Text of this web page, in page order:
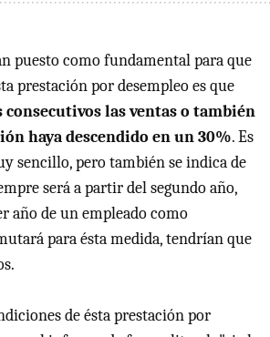
puesto como fundamental para que
prestación por desempleo es que
consecutivos las ventas o también
haya descendido en un 30%. Es
sencillo, pero también se indica de
será a partir del segundo año,
año de un empleado como
para ésta medida, tendrían que
de ésta prestación por